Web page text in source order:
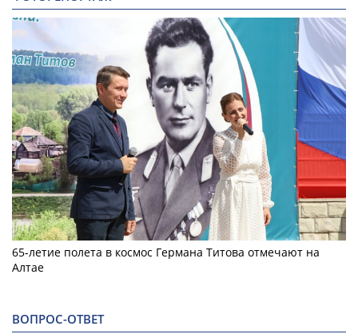
65-летие полета в космос Германа Титова отмечают на
Алтае
ВОПРОС-ОТВЕТ